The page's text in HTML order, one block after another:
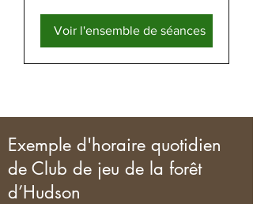
Voir l'ensemble de séances
Exemple d'horaire quotidien
de Club de jeu de la forêt
d’Hudson